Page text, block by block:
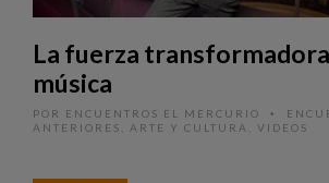
La fuerza
música
POR ENCUENTROS EL MERCURIO •
ANTERIORES
ARTE Y CULTURA VIDEOS